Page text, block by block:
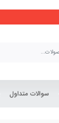
سوالات متداول